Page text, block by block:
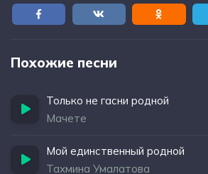
Похожие песни
Только не гасни родной
Мачете
Мой единственный родной
Тахмина Умалатова